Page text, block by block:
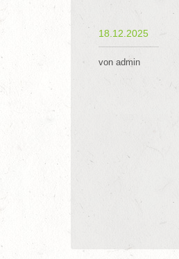
18.12.2025
von admin